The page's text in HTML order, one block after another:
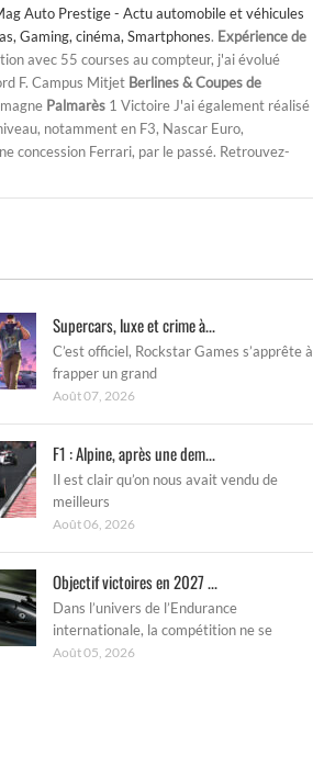
Auto Prestige - Actu automobile et véhicules
Gaming, cinéma, Smartphones. Expérience de
avec 55 courses au compteur, j'ai évolué
F. Campus Mitjet Berlines & Coupes de
Palmarès 1 Victoire J'ai également réalisé
notamment en F3, Nascar Euro,
concession Ferrari, par le passé. Retrouvez-
Supercars, luxe et crime à...
C’est officiel, Rockstar Games s’apprête à
frapper un grand
Août 07, 2026
F1 : Alpine, après une dem...
Il est clair qu’on nous avait vendu de
meilleurs
Août 06, 2026
Objectif victoires en 2027 ...
Dans l’univers de l’Endurance
internationale, la compétition ne se
Août 05, 2026